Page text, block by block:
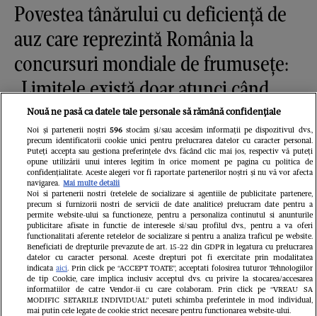
Povestea tânărului cu deficiență de
auz care reprezintă România la
concursuri mondiale de frumusețe:
„Limitele există doar atunci când
renunțăm la visurile noastre”
Nouă ne pasă ca datele tale personale să rămână confidențiale
Noi și partenerii noștri 596stocăm și/sau accesăm informații pe dispozitivul dvs.,
precum identificatorii cookie unici pentru prelucrarea datelor cu caracter personal.
Puteți accepta sau gestiona preferințele dvs. făcând clic mai jos, respectiv vă puteți
opune utilizării unui interes legitim în orice moment pe pagina cu politica de
confidențialitate. Aceste alegeri vor fi raportate partenerilor noștri și nu vă vor afecta
navigarea. Mai multe detalii
Noi si partenerii nostri (retelele de socializare si agentiile de publicitate partenere,
precum si furnizorii nostri de servicii de date analitice) prelucram date pentru a
permite website-ului sa functioneze, pentru a personaliza continutul si anunturile
publicitare afisate in functie de interesele si/sau profilul dvs., pentru a va oferi
functionalitati aferente retelelor de socializare si pentru a analiza traficul pe website.
Beneficiati de drepturile prevazute de art. 15-22 din GDPR in legatura cu prelucrarea
datelor cu caracter personal. Aceste drepturi pot fi exercitate prin modalitatea
indicataaici. Prin click pe “ACCEPT TOATE”, acceptati folosirea tuturor Tehnologiilor
de tip Cookie, care implica inclusiv acceptul dvs. cu privire la stocarea/accesarea
informatiilor de catre Vendor-ii cu care colaboram. Prin click pe “VREAU SA
MODIFIC SETARILE INDIVIDUAL” puteti schimba preferintele in mod individual,
mai putin cele legate de cookie strict necesare pentru functionarea website-ului.